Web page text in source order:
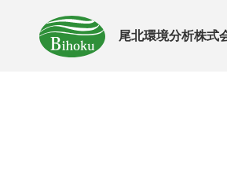
尾北環境分析株式